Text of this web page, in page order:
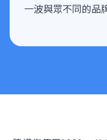
一波與眾不同的品